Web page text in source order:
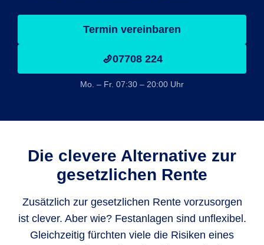
Termin vereinbaren
07708 224
Mo. – Fr. 07:30 – 20:00 Uhr
Die clevere Alternative zur
gesetzlichen Rente
Zusätzlich zur gesetzlichen Rente vorzusorgen
ist clever. Aber wie? Festanlagen sind unflexibel.
Gleichzeitig fürchten viele die Risiken eines